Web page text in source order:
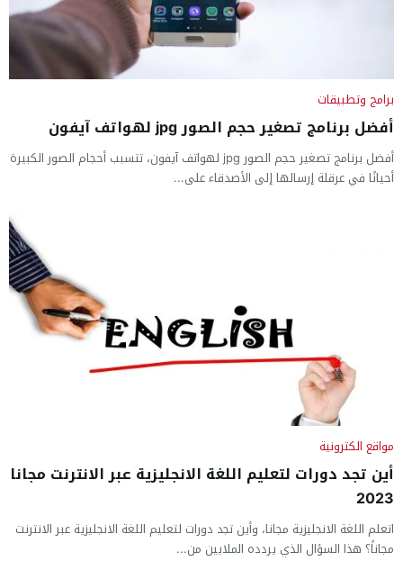
برامج وتطبيقات
أفضل برنامج تصغير حجم الصور jpg لهواتف آيفون
أفضل برنامج تصغير حجم الصور jpg لهواتف آيفون، تتسبب أحجام الصور الكبيرة
أحيانًا في عرقلة إرسالها إلى الأصدقاء على...
مواقع الكترونية
أين تجد دورات لتعليم اللغة الانجليزية عبر الانترنت مجانا
2023
اتعلم اللغة الانجليزية مجانا، وأين تجد دورات لتعليم اللغة الانجليزية عبر الانترنت
مجاناً؟ هذا السؤال الذي يردده الملايين من...